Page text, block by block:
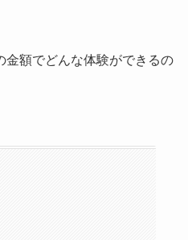
金額でどんな体験ができるの